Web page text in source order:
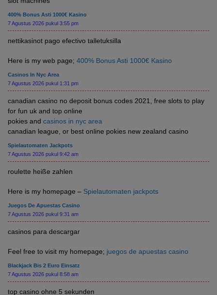
400% Bonus Asti 1000€ Kasino
7 Agustus 2026 pukul 3:55 pm
nettikasinot pago efectivo talletuksilla
Here is my web page; 400% Bonus Asti 1000€ Kasino
Casinos In Nyc Area
7 Agustus 2026 pukul 1:31 pm
canadian casino no deposit bonus codes 2021, free slots to play
for fun uk and top online
pokies and casinos in nyc area
canadian league, or best online pokies new zealand casino
Spielautomaten Jackpots
7 Agustus 2026 pukul 9:42 am
roulette heiße zahlen
Here is my homepage – Spielautomaten jackpots
Juegos De Apuestas Casino
7 Agustus 2026 pukul 9:31 am
casinos para descargar
Feel free to visit my homepage; juegos de apuestas casino
Blackjack Bis 2 Euro Einsatz
7 Agustus 2026 pukul 8:58 am
top casino ohne 5 sekunden